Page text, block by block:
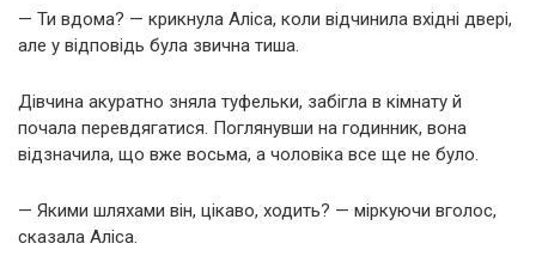
— Ти вдома? — крикнула Аліса, коли відчинила вхідні двері,
але у відповідь була звична тиша.
Дівчина акуратно зняла туфельки, забігла в кімнату й
почала перевдягатися. Поглянувши на годинник, вона
відзначила, що вже восьма, а чоловіка все ще не було.
— Якими шляхами він, цікаво, ходить? — міркуючи вголос,
сказала Аліса.